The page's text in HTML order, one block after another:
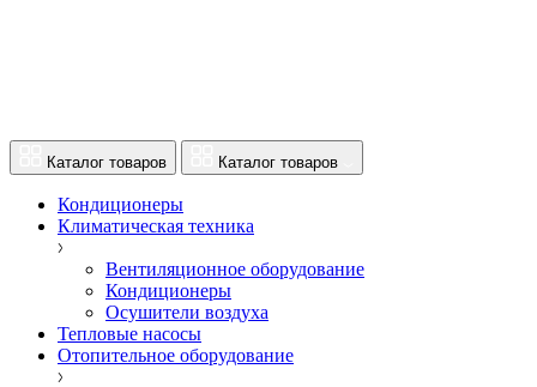
Каталог товаров Каталог товаров
Кондиционеры
Климатическая техника
Вентиляционное оборудование
Кондиционеры
Осушители воздуха
Тепловые насосы
Отопительное оборудование